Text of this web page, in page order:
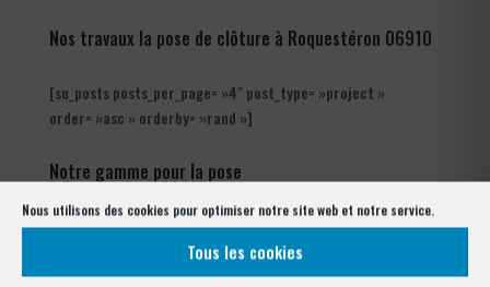
Nous utilisons des cookies pour optimiser notre site web et notre service.
Tous les cookies
Nos travaux la pose de clôture à Roquestéron 06910
[su_posts posts_per_page= »4″ post_type= »project »
order= »asc » orderby= »rand »]
Notre gamme pour la pose
à Roquestéron 06910